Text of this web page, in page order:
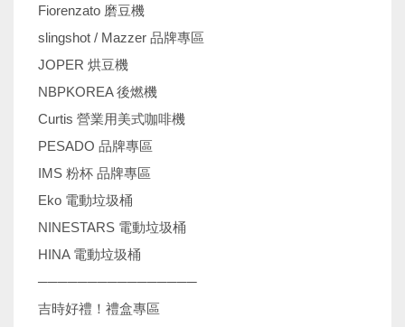
Fiorenzato 磨豆機
slingshot / Mazzer 品牌專區
JOPER 烘豆機
NBPKOREA 後燃機
Curtis 營業用美式咖啡機
PESADO 品牌專區
IMS 粉杯 品牌專區
Eko 電動垃圾桶
NINESTARS 電動垃圾桶
HINA 電動垃圾桶
────────────────
吉時好禮！禮盒專區